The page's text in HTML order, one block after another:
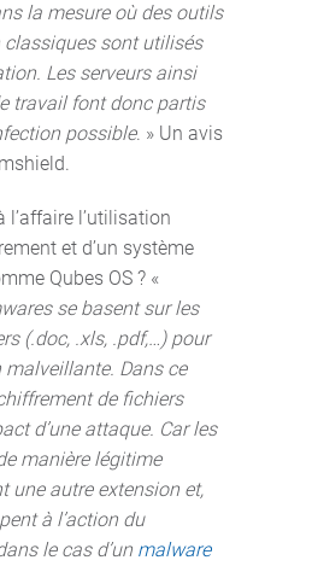
la mesure où des outils
classiques sont utilisés
Les serveurs ainsi
travail font donc partis
possible. » Un avis
l’affaire l’utilisation
et d’un système
Qubes OS ? «
se basent sur les
(.doc, .xls, .pdf,…) pour
Dans ce
de fichiers
d’une attaque. Car les
manière légitime
une autre extension et,
à l’action du
le cas d’un malware